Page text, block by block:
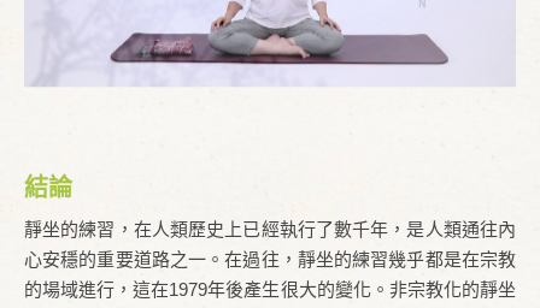
結論
靜坐的練習，在人類歷史上已經執行了數千年，是人類通往內
心安穩的重要道路之一。在過往，靜坐的練習幾乎都是在宗教
的場域進行，這在1979年後產生很大的變化。非宗教化的靜坐